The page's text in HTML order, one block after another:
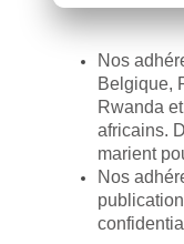
Nos
Belgique,
Rwanda
africains.
marient
Nos